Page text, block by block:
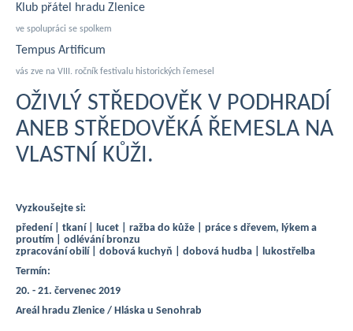
Klub přátel hradu Zlenice
ve spolupráci se spolkem
Tempus Artificum
vás zve na VIII. ročník festivalu historických řemesel
OŽIVLÝ STŘEDOVĚK V PODHRADÍ
ANEB STŘEDOVĚKÁ ŘEMESLA NA
VLASTNÍ KŮŽI.
Vyzkoušejte si:
předení | tkaní | lucet | ražba do kůže | práce s dřevem, lýkem a
proutím | odlévání bronzu
zpracování obilí | dobová kuchyň | dobová hudba | lukostřelba
Termín:
20. - 21. červenec 2019
Areál hradu Zlenice / Hláska u Senohrab